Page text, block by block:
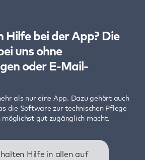
Hilfe bei der App? Die
uns ohne
oder E-Mail-
als nur eine App. Dazu gehört auch
die Software zur technischen Pflege
gut zugänglich macht.
Hilfe in allen auf